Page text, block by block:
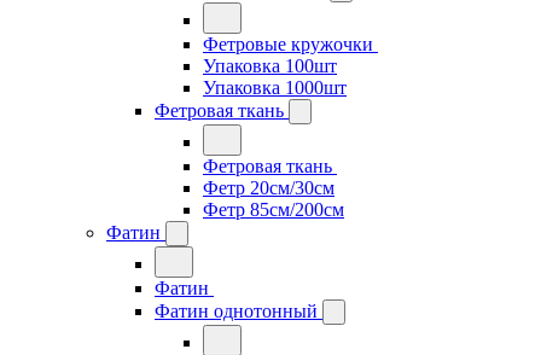
Фетровые кружочки
Упаковка 100шт
Упаковка 1000шт
Фетровая ткань
Фетровая ткань
Фетр 20см/30см
Фетр 85см/200см
Фатин
Фатин
Фатин однотонный